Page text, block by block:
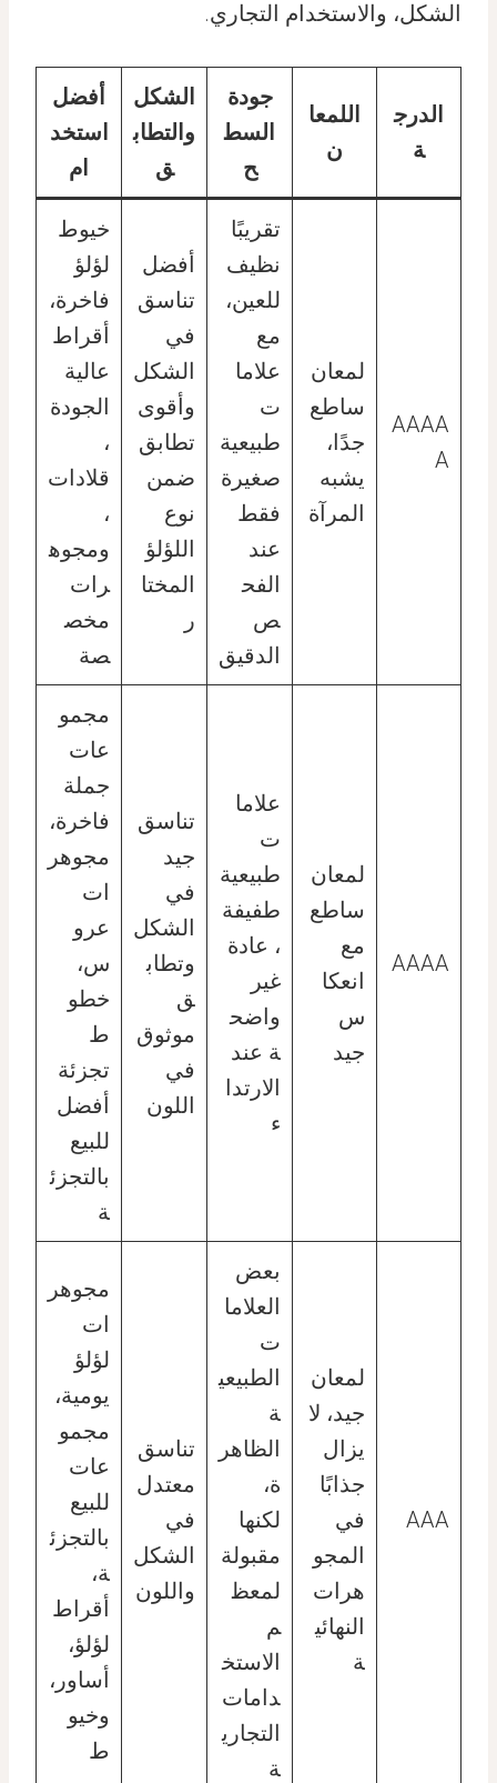
الشكل، والاستخدام التجاري.
الدرج
ة
اللمعا
ن
جودة
السط
ح
الشكل
والتطاب
ق
أفضل
استخد
ام
AAAA
A
لمعان
ساطع
جدًا،
يشبه
المرآة
تقريبًا
نظيف
للعين،
مع
علاما
ت
طبيعية
صغيرة
فقط
عند
الفح
ص
الدقيق
أفضل
تناسق
في
الشكل
وأقوى
تطابق
ضمن
نوع
اللؤلؤ
المختا
ر
خيوط
لؤلؤ
فاخرة،
أقراط
عالية
الجودة
،
قلادات
،
ومجوه
رات
مخص
صة
AAAA
لمعان
ساطع
مع
انعكا
س
جيد
علاما
ت
طبيعية
طفيفة
، عادة
غير
واضح
ة عند
الارتدا
ء
تناسق
جيد
في
الشكل
وتطاب
ق
موثوق
في
اللون
مجمو
عات
جملة
فاخرة،
مجوهر
ات
عرو
س،
خطو
ط
تجزئة
أفضل
للبيع
بالتجزئ
ة
AAA
لمعان
جيد، لا
يزال
جذابًا
في
المجو
هرات
النهائي
ة
بعض
العلاما
ت
الطبيعي
ة
الظاهر
ة،
لكنها
مقبولة
لمعظ
م
الاستخ
دامات
التجاري
ة
تناسق
معتدل
في
الشكل
واللون
مجوهر
ات
لؤلؤ
يومية،
مجمو
عات
للبيع
بالتجزئ
ة،
أقراط
لؤلؤ،
أساور،
وخيو
ط